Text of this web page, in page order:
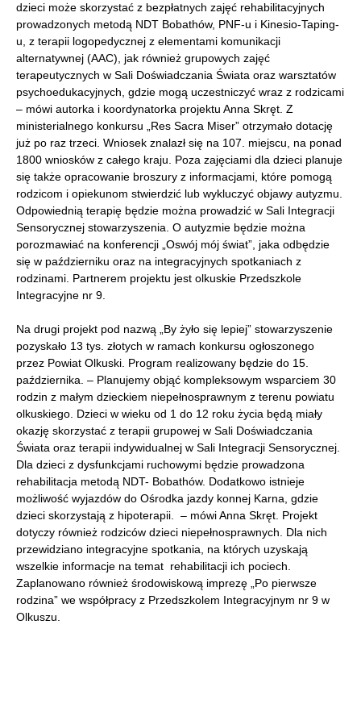
dzieci może skorzystać z bezpłatnych zajęć rehabilitacyjnych
prowadzonych metodą NDT Bobathów, PNF-u i Kinesio-Taping-
u, z terapii logopedycznej z elementami komunikacji
alternatywnej (AAC), jak również grupowych zajęć
terapeutycznych w Sali Doświadczania Świata oraz warsztatów
psychoedukacyjnych, gdzie mogą uczestniczyć wraz z rodzicami
– mówi autorka i koordynatorka projektu Anna Skręt. Z
ministerialnego konkursu „Res Sacra Miser” otrzymało dotację
już po raz trzeci. Wniosek znalazł się na 107. miejscu, na ponad
1800 wniosków z całego kraju. Poza zajęciami dla dzieci planuje
się także opracowanie broszury z informacjami, które pomogą
rodzicom i opiekunom stwierdzić lub wykluczyć objawy autyzmu.
Odpowiednią terapię będzie można prowadzić w Sali Integracji
Sensorycznej stowarzyszenia. O autyzmie będzie można
porozmawiać na konferencji „Oswój mój świat”, jaka odbędzie
się w październiku oraz na integracyjnych spotkaniach z
rodzinami. Partnerem projektu jest olkuskie Przedszkole
Integracyjne nr 9.
Na drugi projekt pod nazwą „By żyło się lepiej” stowarzyszenie
pozyskało 13 tys. złotych w ramach konkursu ogłoszonego
przez Powiat Olkuski. Program realizowany będzie do 15.
października. – Planujemy objąć kompleksowym wsparciem 30
rodzin z małym dzieckiem niepełnosprawnym z terenu powiatu
olkuskiego. Dzieci w wieku od 1 do 12 roku życia będą miały
okazję skorzystać z terapii grupowej w Sali Doświadczania
Świata oraz terapii indywidualnej w Sali Integracji Sensorycznej.
Dla dzieci z dysfunkcjami ruchowymi będzie prowadzona
rehabilitacja metodą NDT- Bobathów. Dodatkowo istnieje
możliwość wyjazdów do Ośrodka jazdy konnej Karna, gdzie
dzieci skorzystają z hipoterapii. – mówi Anna Skręt. Projekt
dotyczy również rodziców dzieci niepełnosprawnych. Dla nich
przewidziano integracyjne spotkania, na których uzyskają
wszelkie informacje na temat rehabilitacji ich pociech.
Zaplanowano również środowiskową imprezę „Po pierwsze
rodzina” we współpracy z Przedszkolem Integracyjnym nr 9 w
Olkuszu.